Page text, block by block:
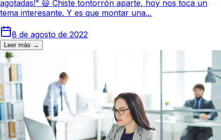
agotadas!” 😃 Chiste tontorrón aparte, hoy nos toca un
tema interesante. Y es que montar una...
8 de agosto de 2022
Leer más →